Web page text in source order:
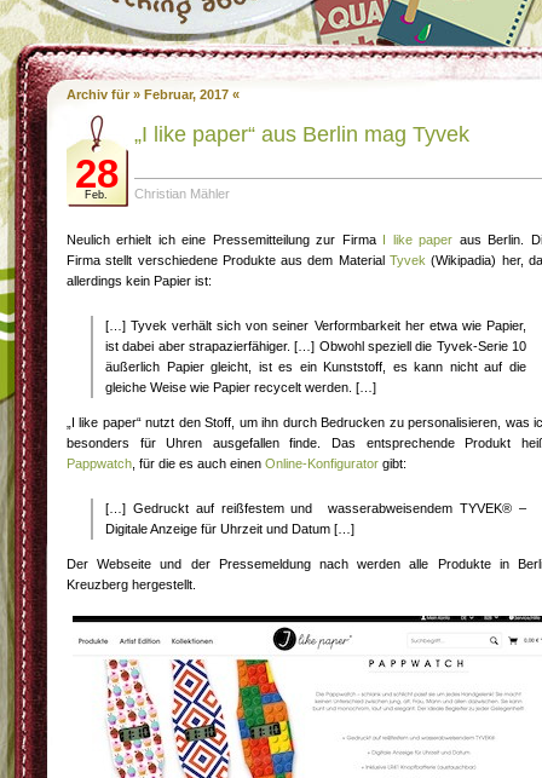
Archiv für » Februar, 2017 «
28
Feb.
„I like paper“ aus Berlin mag Tyvek
Christian Mähler
Neulich erhielt ich eine Pressemitteilung zur Firma I like paper aus Berlin.
Firma stellt verschiedene Produkte aus dem MaterialTyvek (Wikipadia) her,
allerdings kein Papier ist:
[…] Tyvek verhält sich von seiner Verformbarkeit her etwa wie Papier,
ist dabei aber strapazierfähiger. […] Obwohl speziell die Tyvek-Serie 10
äußerlich Papier gleicht, ist es ein Kunststoff, es kann nicht auf die
gleiche Weise wie Papier recycelt werden. […]
„I like paper“ nutzt den Stoff, um ihn durch Bedrucken zu personalisieren, was
besonders für Uhren ausgefallen finde. Das entsprechende Produkt
Pappwatch , für die es auch einen Online-Konfigurator gibt:
[…] Gedruckt auf reißfestem und wasserabweisendem TYVEK® –
Digitale Anzeige für Uhrzeit und Datum […]
Der Webseite und der Pressemeldung nach werden alle Produkte in
Kreuzberg hergestellt.